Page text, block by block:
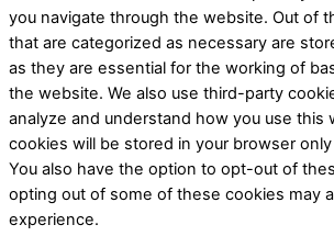
you navigate through the website. Out of
that are categorized as necessary are
as they are essential for the working of
the website. We also use third-party
analyze and understand how you use this
cookies will be stored in your browser
You also have the option to opt-out of
opting out of some of these cookies may
experience.